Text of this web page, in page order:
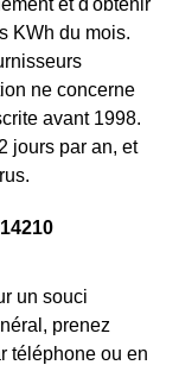
et d'obtenir
KWh du mois.
ne concerne
avant 1998.
jours par an, et
un souci
prenez
téléphone ou en